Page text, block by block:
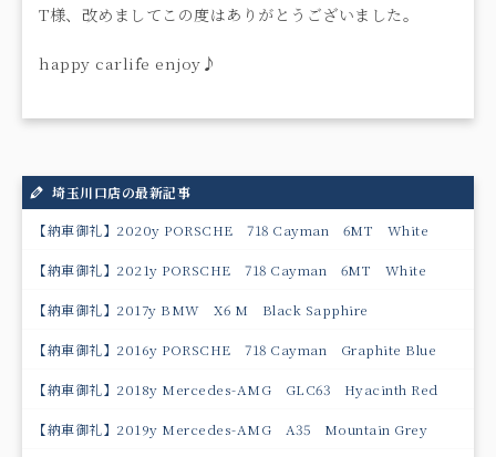
T様、改めましてこの度はありがとうございました。
happy carlife enjoy♪
埼玉川口店の最新記事
【納車御礼】2020y PORSCHE 718 Cayman 6MT White
【納車御礼】2021y PORSCHE 718 Cayman 6MT White
【納車御礼】2017y BMW X6 M Black Sapphire
【納車御礼】2016y PORSCHE 718 Cayman Graphite Blue
【納車御礼】2018y Mercedes-AMG GLC63 Hyacinth Red
【納車御礼】2019y Mercedes-AMG A35 Mountain Grey